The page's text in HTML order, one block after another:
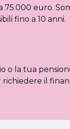
75.000 euro.
fino a 10 anni.
o la tua
il